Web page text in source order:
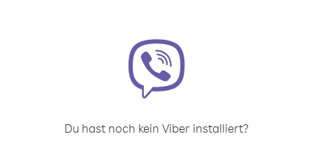
Du hast noch kein Viber installiert?